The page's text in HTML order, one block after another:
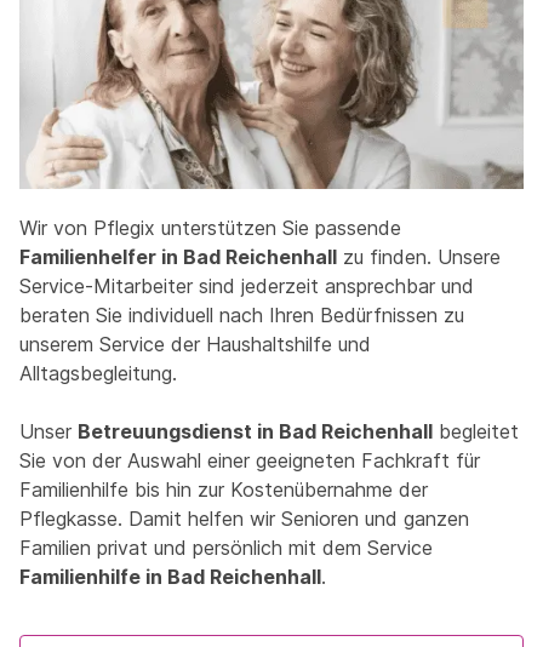
Wir von Pflegix unterstützen Sie passende
Familienhelfer in Bad Reichenhall zu finden. Unsere
Service-Mitarbeiter sind jederzeit ansprechbar und
beraten Sie individuell nach Ihren Bedürfnissen zu
unserem Service der Haushaltshilfe und
Alltagsbegleitung.
Unser Betreuungsdienst in Bad Reichenhall begleitet
Sie von der Auswahl einer geeigneten Fachkraft für
Familienhilfe bis hin zur Kostenübernahme der
Pflegkasse. Damit helfen wir Senioren und ganzen
Familien privat und persönlich mit dem Service
Familienhilfe in Bad Reichenhall.